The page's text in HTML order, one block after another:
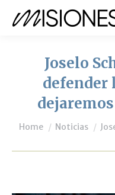
Joselo
defender
You are here:
Home Noticias